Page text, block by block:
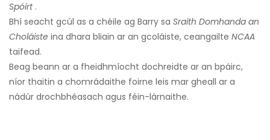
Spóirt.
Bhí seacht gcúl as a chéile ag Barry sa Sraith Domhanda an
Choláiste ina dhara bliain ar an gcoláiste, ceangailte NCAA
taifead.
Beag beann ar a fheidhmíocht dochreidte ar an bpáirc,
níor thaitin a chomrádaithe foirne leis mar gheall ar a
nádúr drochbhéasach agus féin-lárnaithe.